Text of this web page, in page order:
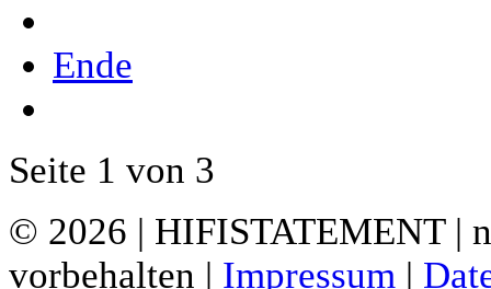
Ende
Seite 1 von 3
© 2026 | HIFISTATEMENT |
vorbehalten | Impressum |